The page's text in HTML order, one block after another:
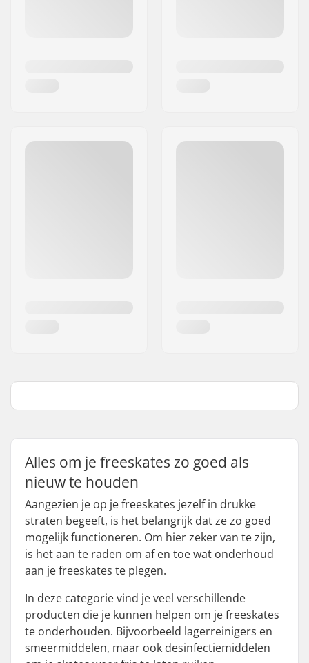
Alles om je freeskates zo goed als
nieuw te houden
Aangezien je op je freeskates jezelf in drukke
straten begeeft, is het belangrijk dat ze zo goed
mogelijk functioneren. Om hier zeker van te zijn,
is het aan te raden om af en toe wat onderhoud
aan je freeskates te plegen.
In deze categorie vind je veel verschillende
producten die je kunnen helpen om je freeskates
te onderhouden. Bijvoorbeeld lagerreinigers en
smeermiddelen, maar ook desinfectiemiddelen